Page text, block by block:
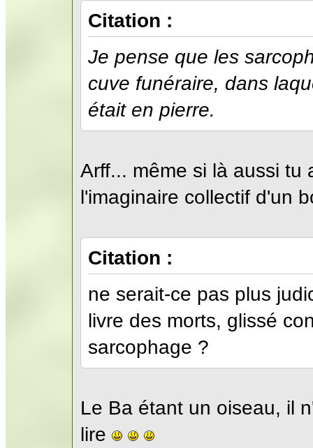
Citation :
Je pense que les
cuve funéraire, dans
était en pierre.
Arff... même si là aussi tu
l'imaginaire collectif d'un
Citation :
ne serait-ce pas plus
livre des morts, glissé
sarcophage ?
Le Ba étant un oiseau, il
lire